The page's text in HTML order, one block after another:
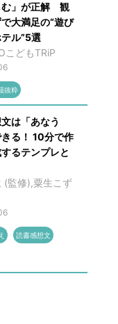
む」が正解 観
大満足の“遊び
ル”5選
こどもTRiP
抜粋
は「あなう
る！ 10分で作
るテンプレと
(監修),粟生こず
読書感想文